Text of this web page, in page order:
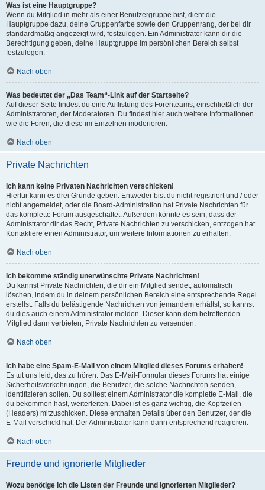
Was ist eine Hauptgruppe?
Wenn du Mitglied in mehr als einer Benutzergruppe bist, dient die
Hauptgruppe dazu, deine Gruppenfarbe sowie den Gruppenrang, der bei dir
standardmäßig angezeigt wird, festzulegen. Ein Administrator kann dir die
Berechtigung geben, deine Hauptgruppe im persönlichen Bereich selbst
festzulegen.
Nach oben
Was bedeutet der „Das Team“-Link auf der Startseite?
Auf dieser Seite findest du eine Auflistung des Forenteams, einschließlich der
Administratoren, der Moderatoren. Du findest hier auch weitere Informationen
wie die Foren, die diese im Einzelnen moderieren.
Nach oben
Private Nachrichten
Ich kann keine Privaten Nachrichten verschicken!
Hierfür kann es drei Gründe geben: Entweder bist du nicht registriert und / oder
nicht angemeldet, oder die Board-Administration hat Private Nachrichten für
das komplette Forum ausgeschaltet. Außerdem könnte es sein, dass der
Administrator dir das Recht, Private Nachrichten zu verschicken, entzogen hat.
Kontaktiere einen Administrator, um weitere Informationen zu erhalten.
Nach oben
Ich bekomme ständig unerwünschte Private Nachrichten!
Du kannst Private Nachrichten, die dir ein Mitglied sendet, automatisch
löschen, indem du in deinem persönlichen Bereich eine entsprechende Regel
erstellst. Falls du belästigende Nachrichten von jemandem erhältst, so kannst
du dies auch einem Administrator melden. Dieser kann dem betreffenden
Mitglied dann verbieten, Private Nachrichten zu versenden.
Nach oben
Ich habe eine Spam-E-Mail von einem Mitglied dieses Forums erhalten!
Es tut uns leid, das zu hören. Das E-Mail-Formular dieses Forums hat einige
Sicherheitsvorkehrungen, die Benutzer, die solche Nachrichten senden,
identifizieren sollen. Du solltest einem Administrator die komplette E-Mail, die
du bekommen hast, weiterleiten. Dabei ist es ganz wichtig, die Kopfzeilen
(Headers) mitzuschicken. Diese enthalten Details über den Benutzer, der die
E-Mail verschickt hat. Der Administrator kann dann entsprechend reagieren.
Nach oben
Freunde und ignorierte Mitglieder
Wozu benötige ich die Listen der Freunde und ignorierten Mitglieder?